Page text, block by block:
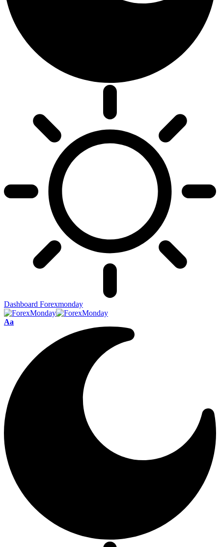
Dashboard Forexmonday
Aa